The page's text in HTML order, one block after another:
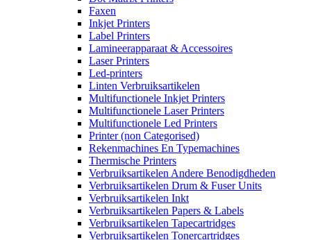
Faxen
Inkjet Printers
Label Printers
Lamineerapparaat & Accessoires
Laser Printers
Led-printers
Linten Verbruiksartikelen
Multifunctionele Inkjet Printers
Multifunctionele Laser Printers
Multifunctionele Led Printers
Printer (non Categorised)
Rekenmachines En Typemachines
Thermische Printers
Verbruiksartikelen Andere Benodigdheden
Verbruiksartikelen Drum & Fuser Units
Verbruiksartikelen Inkt
Verbruiksartikelen Papers & Labels
Verbruiksartikelen Tapecartridges
Verbruiksartikelen Tonercartridges